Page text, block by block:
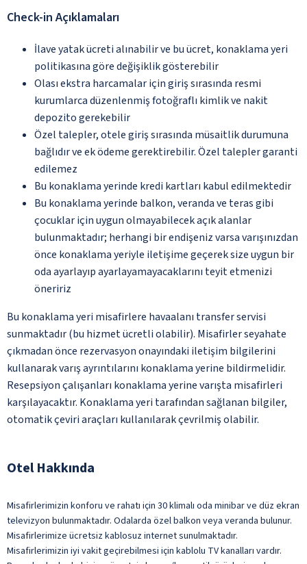
Check-in Açıklamaları
İlave yatak ücreti alınabilir ve bu ücret, konaklama yeri
politikasına göre değişiklik gösterebilir
Olası ekstra harcamalar için giriş sırasında resmi
kurumlarca düzenlenmiş fotoğraflı kimlik ve nakit
depozito gerekebilir
Özel talepler, otele giriş sırasında müsaitlik durumuna
bağlıdır ve ek ödeme gerektirebilir. Özel talepler garanti
edilemez
Bu konaklama yerinde kredi kartları kabul edilmektedir
Bu konaklama yerinde balkon, veranda ve teras gibi
çocuklar için uygun olmayabilecek açık alanlar
bulunmaktadır; herhangi bir endişeniz varsa varışınızdan
önce konaklama yeriyle iletişime geçerek size uygun bir
oda ayarlayıp ayarlayamayacaklarını teyit etmenizi
öneririz
Bu konaklama yeri misafirlere havaalanı transfer servisi
sunmaktadır (bu hizmet ücretli olabilir). Misafirler seyahate
çıkmadan önce rezervasyon onayındaki iletişim bilgilerini
kullanarak varış ayrıntılarını konaklama yerine bildirmelidir.
Resepsiyon çalışanları konaklama yerine varışta misafirleri
karşılayacaktır. Konaklama yeri tarafından sağlanan bilgiler,
otomatik çeviri araçları kullanılarak çevrilmiş olabilir.
Otel Hakkında
Misafirlerimizin konforu ve rahatı için 30 klimalı oda minibar ve düz ekran
televizyon bulunmaktadır. Odalarda özel balkon veya veranda bulunur.
Misafirlerimize ücretsiz kablosuz internet sunulmaktadır.
Misafirlerimizin iyi vakit geçirebilmesi için kablolu TV kanalları vardır.